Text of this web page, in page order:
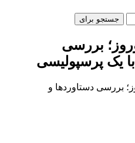
جستجو برای
بررسی
یک پرسپولیسی